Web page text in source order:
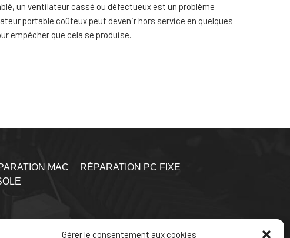
Gérer le consentement aux cookies
un ventilateur cassé ou défectueux est un problème
portable coûteux peut devenir hors service en quelques
empêcher que cela se produise.
MAC
RÉPARATION PC FIXE